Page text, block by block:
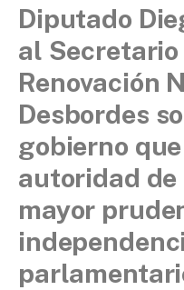
Diputado
al
Renovación
Desbordes
gobierno
autoridad
mayor